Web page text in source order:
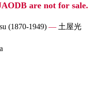
are not for sale.
(1870-1949) — 土屋光